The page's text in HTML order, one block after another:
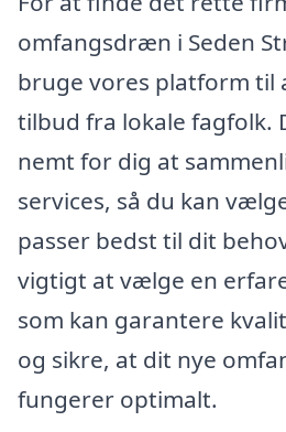
omfangsdræn i Seden
bruge vores platform til
tilbud fra lokale fagfolk.
nemt for dig at
services, så du kan
passer bedst til dit
vigtigt at vælge en
som kan garantere
og sikre, at dit nye
fungerer optimalt.